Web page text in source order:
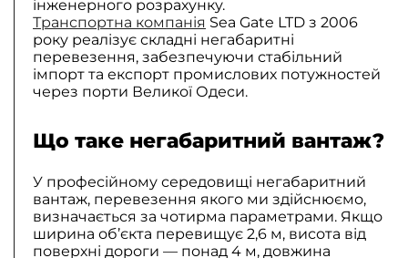
інженерного розрахунку.
Транспортна компанія Sea Gate LTD з 2006
року реалізує складні негабаритні
перевезення, забезпечуючи стабільний
імпорт та експорт промислових потужностей
через порти Великої Одеси.
Що таке негабаритний вантаж?
У професійному середовищі негабаритний
вантаж, перевезення якого ми здійснюємо,
визначається за чотирма параметрами. Якщо
ширина об’єкта перевищує 2,6 м, висота від
поверхні дороги — понад 4 м, довжина